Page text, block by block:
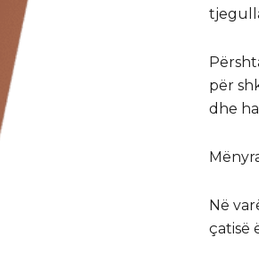
për
dhe
Në
çatisë